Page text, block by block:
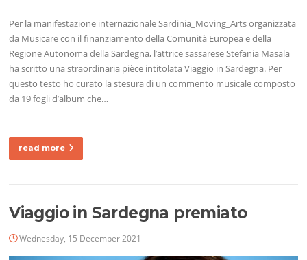
Per la manifestazione internazionale Sardinia_Moving_Arts organizzata
da Musicare con il finanziamento della Comunità Europea e della
Regione Autonoma della Sardegna, l’attrice sassarese Stefania Masala
ha scritto una straordinaria pièce intitolata Viaggio in Sardegna. Per
questo testo ho curato la stesura di un commento musicale composto
da 19 fogli d’album che…
read more
Viaggio in Sardegna premiato
Wednesday, 15 December 2021